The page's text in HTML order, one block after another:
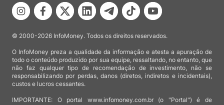
© 2000-2026 InfoMoney. Todos os direitos reservados.
O InfoMoney preza a qualidade da informação e atesta a apuração de
todo o conteúdo produzido por sua equipe, ressaltando, no entanto, que
não faz qualquer tipo de recomendação de investimento, não se
responsabilizando por perdas, danos (diretos, indiretos e incidentais),
custos e lucros cessantes.
IMPORTANTE: O portal www.infomoney.com.br (o "Portal") é de